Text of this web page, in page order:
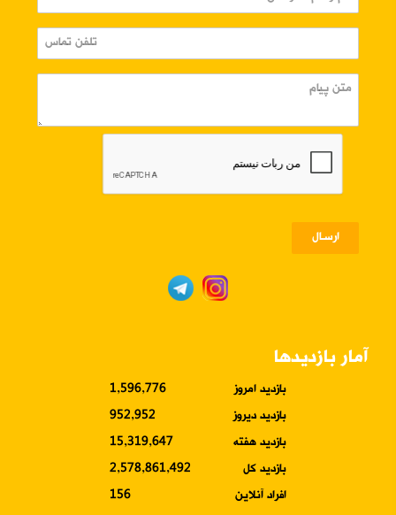
ارسـال
آمار بازدیدها
بازدید امروز
1,596,776
بازدید دیروز
952,952
بازدید هفته
15,319,647
بازدید کل
2,578,861,492
افراد آنلاین
156